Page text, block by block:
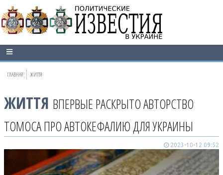
ГЛАВНАЯ ЖИТТЯ
ЖИТТЯ ВПЕРВЫЕ РАСКРЫТО АВТОРСТВО
ТОМОСА ПРО АВТОКЕФАЛИЮ ДЛЯ УКРАИНЫ
2023-10-12 09:52